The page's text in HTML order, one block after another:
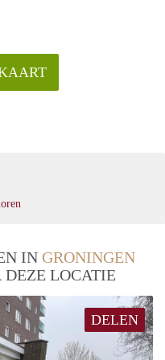
IN GRONINGEN
DEZE LOCATIE
DELEN